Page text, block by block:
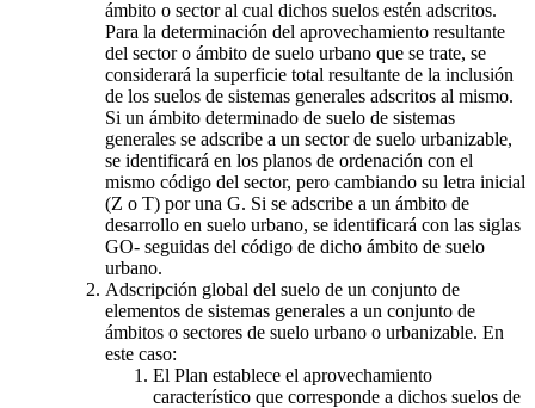
ámbito o sector al cual dichos suelos estén adscritos.
Para la determinación del aprovechamiento resultante
del sector o ámbito de suelo urbano que se trate, se
considerará la superficie total resultante de la inclusión
de los suelos de sistemas generales adscritos al mismo.
Si un ámbito determinado de suelo de sistemas
generales se adscribe a un sector de suelo urbanizable,
se identificará en los planos de ordenación con el
mismo código del sector, pero cambiando su letra inicial
(Z o T) por una G. Si se adscribe a un ámbito de
desarrollo en suelo urbano, se identificará con las siglas
GO- seguidas del código de dicho ámbito de suelo
urbano.
Adscripción global del suelo de un conjunto de
elementos de sistemas generales a un conjunto de
ámbitos o sectores de suelo urbano o urbanizable. En
este caso:
El Plan establece el aprovechamiento
característico que corresponde a dichos suelos de